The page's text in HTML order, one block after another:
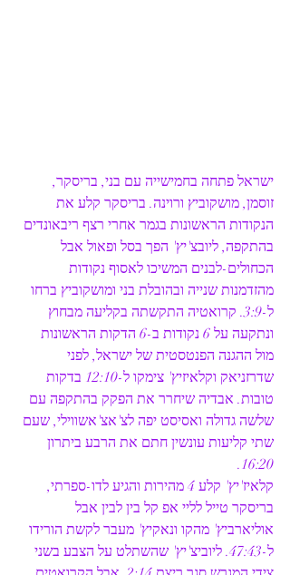
ישראל פתחה בחמישייה עם בני, בריסקר,
זוסמן, מושקוביץ ורוינה. בריסקר קלע את
הנקודות הראשונות בגמר אחרי רצף ריבאונדים
בהתקפה, ליובצ'יץ' הפך בסל ופאול אבל
הכחולים-לבנים המשיכו לאסוף נקודות
מהזדמנות שנייה ובהובלת בני ומושקוביץ ברחו
ל-3:9. קרואטיה התקשתה בקליעה מבחוץ
ונתקעה על 6 נקודות ב-6 הדקות הראשונות
מול ההגנה הפנטסטית של ישראל, לפני
שדרזניאק וקלאיזיץ' צימקו ל-12:10 בדקות
טובות. אבדיה שיחרר את הפקק בהתקפה עם
שלשה גדולה ואסיסט יפה לצ'אצ'אשווילי, שעם
שתי קליעות עונשין חתם את הרבע ביתרון
16:20.
קלאיז'יץ' קלע 4 מהירות והגיע לדו-ספרתי,
בריסקר טייל לליי אפ קל בין לבין אבל
אוליארביץ' מהקו ונאקיץ' מעבר לקשת הורידו
ל-47:43. ליוביצ'יץ' שהשתלט על הצבע בשני